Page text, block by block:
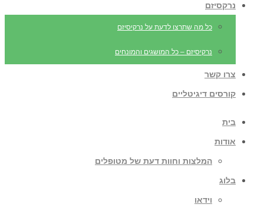
נרקסיזם
כל מה שתרצו לדעת על נרקיסיזם
נרקיסיזם – כל המושגים והמונחים
צרו קשר
קורסים דיגיטליים
בית
אודות
המלצות וחוות דעת של מטופלים
בלוג
וידאו